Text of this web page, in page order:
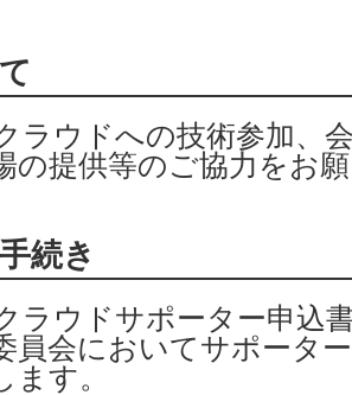
ラウドへの技術参加、
の提供等のご協力をお
続き
ラウドサポーター申込
員会においてサポータ
ます。